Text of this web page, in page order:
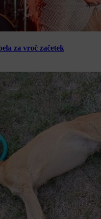
za vroč začetek